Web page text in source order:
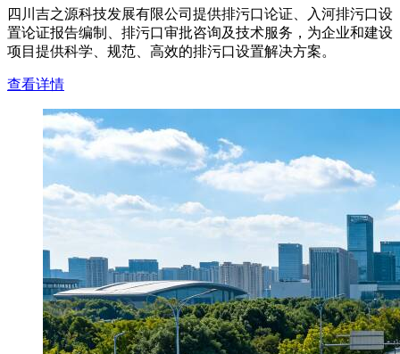
四川吉之源科技发展有限公司提供排污口论证、入河排污口设
置论证报告编制、排污口审批咨询及技术服务，为企业和建设
项目提供科学、规范、高效的排污口设置解决方案。
查看详情